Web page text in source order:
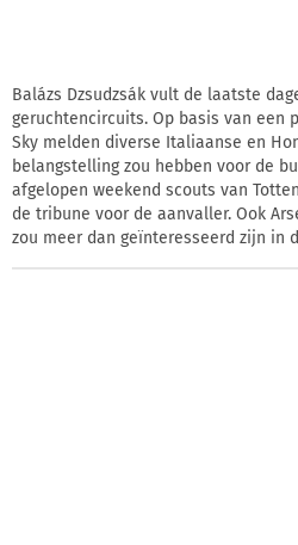
Balázs Dzsudzsák vult de laatste
geruchtencircuits. Op basis van een
Sky melden diverse Italiaanse en
belangstelling zou hebben voor de
afgelopen weekend scouts van
de tribune voor de aanvaller. Ook
zou meer dan geïnteresseerd zijn in